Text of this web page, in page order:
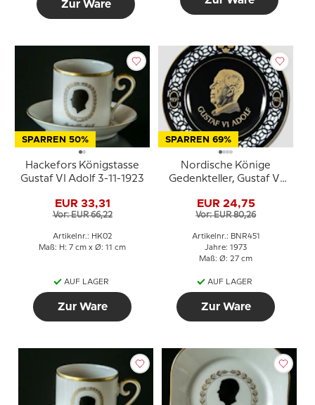
Zur Ware
SPARREN 50%
Hackefors Königstasse
Gustaf VI Adolf 3-11-1923
EUR 33,31
Vor: EUR 66,22
Artikelnr.: HK02
Maß: H: 7 cm x Ø: 11 cm
AUF LAGER
Zur Ware
SPARREN 69%
Nordische Könige
Gedenkteller, Gustaf VI
Gröndahl
EUR 24,75
Vor: EUR 80,26
Artikelnr.: BNR451
Jahre: 1973
Maß: Ø: 27 cm
AUF LAGER
Zur Ware